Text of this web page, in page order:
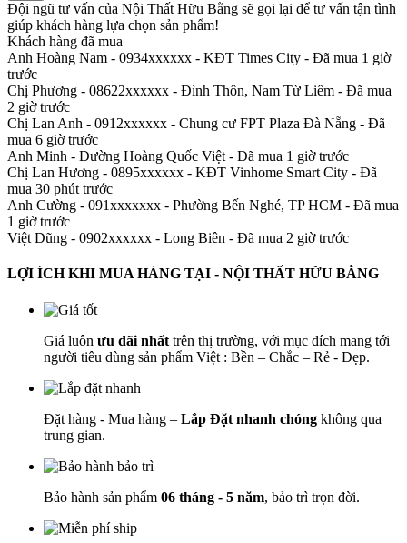
Đội ngũ tư vấn của Nội Thất Hữu Bằng sẽ gọi lại để tư vấn tận tình
giúp khách hàng lựa chọn sản phẩm!
Khách hàng đã mua
Anh Hoàng Nam - 0934xxxxxx - KĐT Times City - Đã mua 1 giờ
trước
Chị Phương - 08622xxxxxx - Đình Thôn, Nam Từ Liêm - Đã mua
2 giờ trước
Chị Lan Anh - 0912xxxxxx - Chung cư FPT Plaza Đà Nẵng - Đã
mua 6 giờ trước
Anh Minh - Đường Hoàng Quốc Việt - Đã mua 1 giờ trước
Chị Lan Hương - 0895xxxxxx - KĐT Vinhome Smart City - Đã
mua 30 phút trước
Anh Cường - 091xxxxxxx - Phường Bến Nghé, TP HCM - Đã mua
1 giờ trước
Việt Dũng - 0902xxxxxx - Long Biên - Đã mua 2 giờ trước
LỢI ÍCH KHI MUA HÀNG TẠI - NỘI THẤT HỮU BẰNG
Giá luôn ưu đãi nhất trên thị trường, với mục đích mang tới
người tiêu dùng sản phẩm Việt : Bền – Chắc – Rẻ - Đẹp.
Đặt hàng - Mua hàng – Lắp Đặt nhanh chóng không qua
trung gian.
Bảo hành sản phẩm 06 tháng - 5 năm, bảo trì trọn đời.